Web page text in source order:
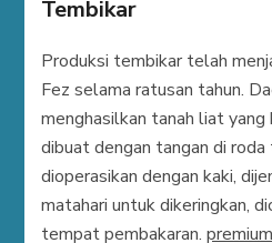
Tembikar
Produksi tembikar telah
Fez selama ratusan tahun.
menghasilkan tanah liat yang
dibuat dengan tangan di
dioperasikan dengan kaki,
matahari untuk dikeringkan,
tempat pembakaran.